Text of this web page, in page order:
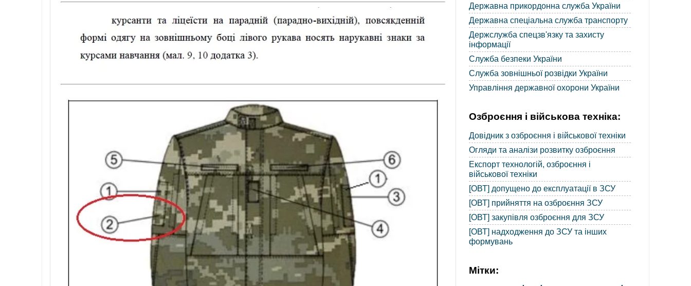
Державна прикордонна служба України
Державна спеціальна служба транспорту
Держслужба спецзв'язку та захисту
інформації
Служба безпеки України
Служба зовнішньої розвідки України
Управління державної охорони України
Озброєння і військова техніка:
Довідник з озброєння і військової техніки
Огляди та аналізи розвитку озброєння
Експорт технологій, озброєння і
військової техніки
[ОВТ] допущено до експлуатації в ЗСУ
[ОВТ] прийняття на озброєння ЗСУ
[ОВТ] закупівля озброєння для ЗСУ
[ОВТ] надходження до ЗСУ та інших
формувань
Мітки: